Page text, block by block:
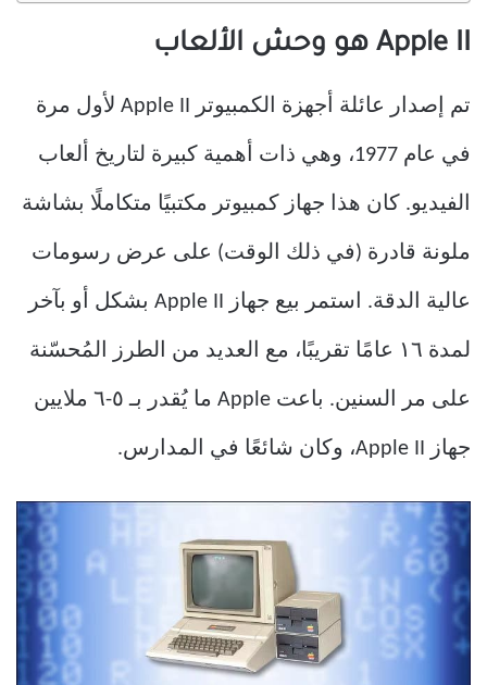
Apple II هو وحش الألعاب
تم إصدار عائلة أجهزة الكمبيوتر Apple II لأول مرة
في عام 1977، وهي ذات أهمية كبيرة لتاريخ ألعاب
الفيديو. كان هذا جهاز كمبيوتر مكتبيًا متكاملًا بشاشة
ملونة قادرة (في ذلك الوقت) على عرض رسومات
عالية الدقة. استمر بيع جهاز Apple II بشكل أو بآخر
لمدة ١٦ عامًا تقريبًا، مع العديد من الطرز المُحسّنة
على مر السنين. باعت Apple ما يُقدر بـ ٥-٦ ملايين
جهاز Apple II، وكان شائعًا في المدارس.